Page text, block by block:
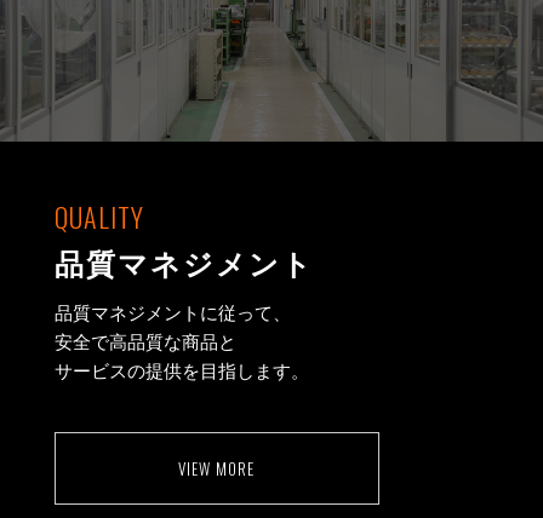
QUALITY
品質マネジメント
品質マネジメントに従って、
安全で高品質な商品と
サービスの提供を目指します。
VIEW MORE